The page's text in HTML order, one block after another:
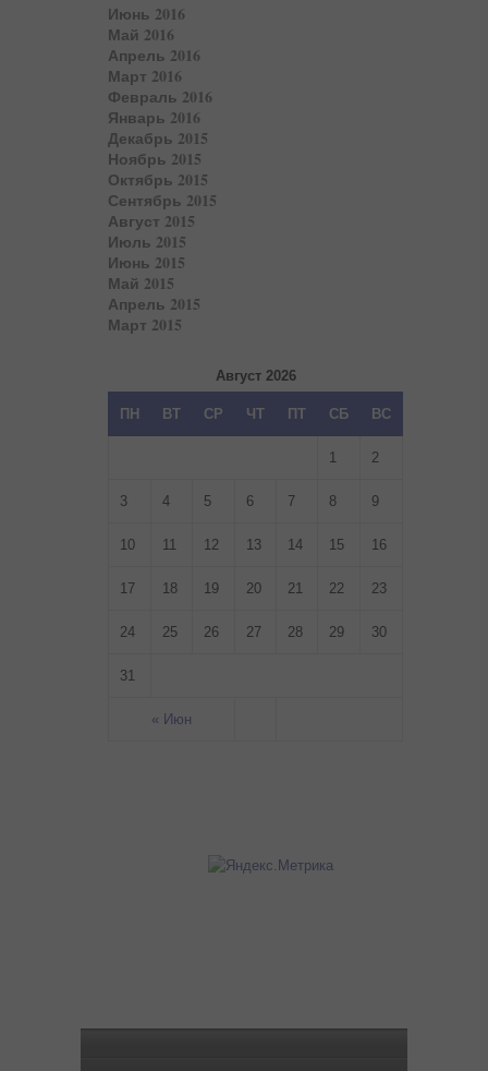
Июнь 2016
Май 2016
Апрель 2016
Март 2016
Февраль 2016
Январь 2016
Декабрь 2015
Ноябрь 2015
Октябрь 2015
Сентябрь 2015
Август 2015
Июль 2015
Июнь 2015
Май 2015
Апрель 2015
Март 2015
Август 2026
ПН ВТ СР ЧТ ПТ СБ ВС
« Июн
1 2
3 4 5 6 7 8 9
10 11 12 13 14 15 16
17 18 19 20 21 22 23
24 25 26 27 28 29 30
31